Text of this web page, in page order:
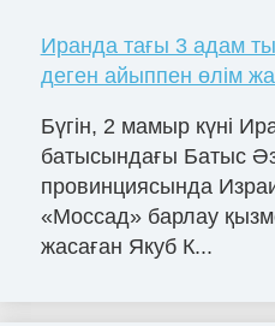
Иранда тағы 3 адам
деген айыппен өлім
Бүгін, 2 мамыр күні
батысындағы Батыс
провинциясында
«Моссад» барлау
жасаған Якуб К...